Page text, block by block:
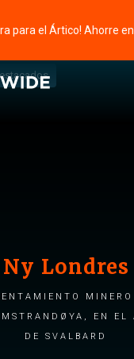
Ny Londres
en el
de Svalbard